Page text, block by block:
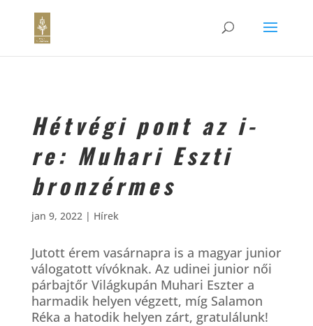
Hétvégi pont az i-
re: Muhari Eszti
bronzérmes
jan 9, 2022| Hírek
Jutott érem vasárnapra is a magyar junior
válogatott vívóknak. Az udinei junior női
párbajtőr Világkupán Muhari Eszter a
harmadik helyen végzett, míg Salamon
Réka a hatodik helyen zárt, gratulálunk!